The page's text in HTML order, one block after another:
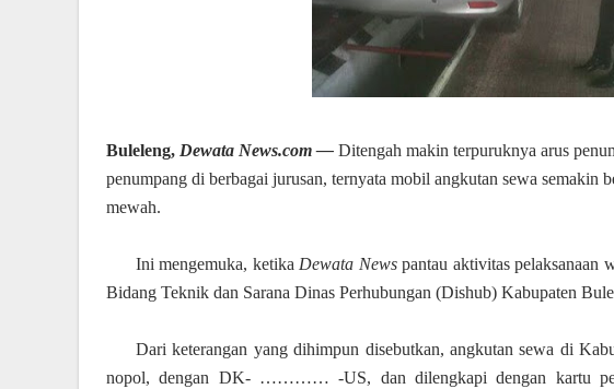
Buleleng, Dewata News.com — Ditengah makin terpuruknya arus
penumpang di berbagai jurusan, ternyata mobil angkutan sewa semakin
mewah.
Ini mengemuka, ketika Dewata Newspantau aktivitas pelaksanaan
Bidang Teknik dan Sarana Dinas Perhubungan (Dishub) Kabupaten
Dari keterangan yang dihimpun disebutkan, angkutan sewa di
nopol, dengan DK- ………… -US, dan dilengkapi dengan kartu